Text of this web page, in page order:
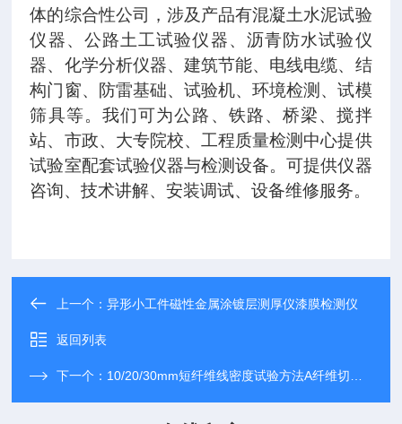
体的综合性公司，涉及产品有混凝土水泥试验
仪器、公路土工试验仪器、沥青防水试验仪
器、化学分析仪器、建筑节能、电线电缆、结
构门窗、防雷基础、试验机、环境检测、试模
筛具等。我们可为公路、铁路、桥梁、搅拌
站、市政、大专院校、工程质量检测中心提供
试验室配套试验仪器与检测设备。可提供仪器
咨询、技术讲解、安装调试、设备维修服务。
上一个：异形小工件磁性金属涂镀层测厚仪漆膜检测仪
返回列表
下一个： 10/20/30mm短纤维线密度试验方法A纤维切断器装置